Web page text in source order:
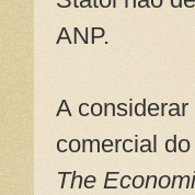
ANP.
A
comercial
The